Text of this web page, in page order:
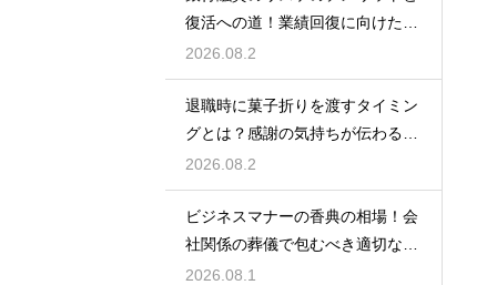
復活への道！業績回復に向けた事
業計画
2026.08.2
退職時に菓子折りを渡すタイミン
グとは？感謝の気持ちが伝わる正
しいマナー
2026.08.2
ビジネスマナーの香典の相場！会
社関係の葬儀で包むべき適切な金
額の目安
2026.08.1